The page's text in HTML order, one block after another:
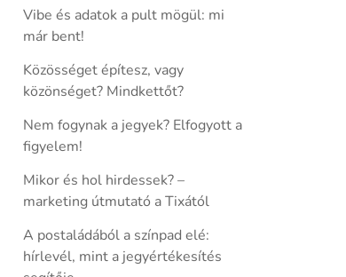
Vibe és adatok a pult mögül: mi
már bent!
Közösséget építesz, vagy
közönséget? Mindkettőt?
Nem fogynak a jegyek? Elfogyott a
figyelem!
Mikor és hol hirdessek? –
marketing útmutató a Tixától
A postaládából a színpad elé:
hírlevél, mint a jegyértékesítés